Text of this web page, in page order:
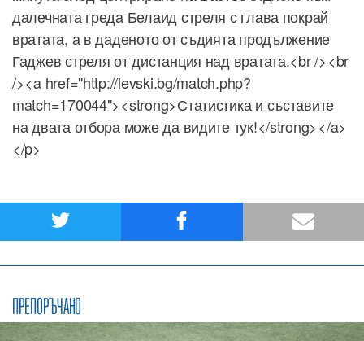
далечната греда Белаид стреля с глава покрай
вратата, а в даденото от съдията продължение
Гаджев стреля от дистанция над вратата.<br /><br
/><a href="http://levski.bg/match.php?
match=170044"><strong>Статистика и съставите
на двата отбора може да видите тук!</strong></a>
</p>
ПРЕПОРЪЧАНО